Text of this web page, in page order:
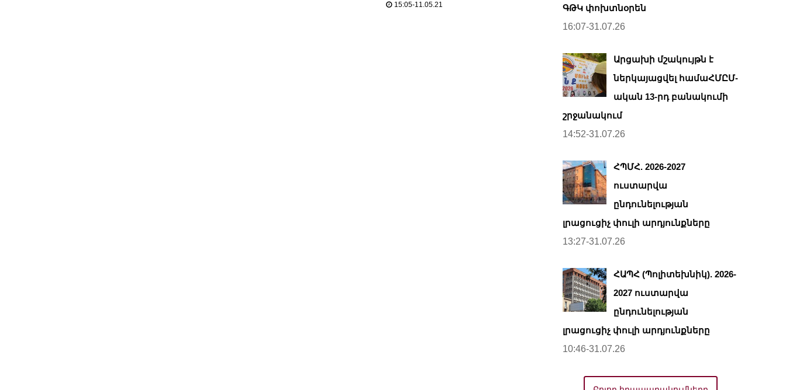
15:05-11.05.21
ԳԹԿ փոխտնօրեն
16:07-31.07.26
Արցախի մշակույթն է
ներկայացվել համաՀՄԸՄ-
ական 13-րդ բանակումի
շրջանակում
14:52-31.07.26
ՀՊՄՀ. 2026-2027
ուստարվա
ընդունելության
լրացուցիչ փուլի արդյունքները
13:27-31.07.26
ՀԱՊՀ (Պոլիտեխնիկ). 2026-
2027 ուստարվա
ընդունելության
լրացուցիչ փուլի արդյունքները
10:46-31.07.26